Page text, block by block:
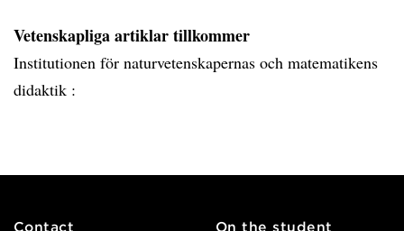
Vetenskapliga artiklar tillkommer
Institutionen för naturvetenskapernas och matematikens
didaktik :
Contact On the student